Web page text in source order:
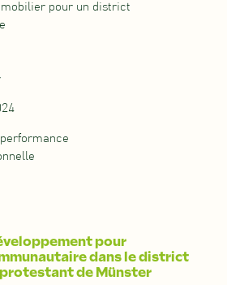
pour un district
pour
dans le district
de Münster